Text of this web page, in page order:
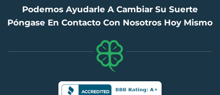
Podemos Ayudarle A Cambiar Su Suerte
Póngase En Contacto Con Nosotros Hoy Mismo